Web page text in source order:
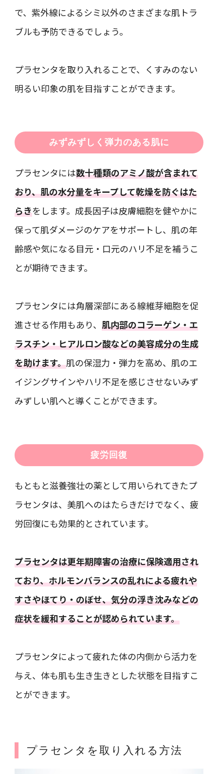
で、紫外線によるシミ以外のさまざまな肌トラ
ブルも予防できるでしょう。
プラセンタを取り入れることで、くすみのない
明るい印象の肌を目指すことができます。
みずみずしく弾力のある肌に
プラセンタには数十種類のアミノ酸が含まれて
おり、肌の水分量をキープして乾燥を防ぐはた
らきをします。成長因子は皮膚細胞を健やかに
保って肌ダメージのケアをサポートし、肌の年
齢感や気になる目元・口元のハリ不足を補うこ
とが期待できます。
プラセンタには角層深部にある線維芽細胞を促
進させる作用もあり、 肌内部のコラーゲン・エ
ラスチン・ヒアルロン酸などの美容成分の生成
を助けます。肌の保湿力・弾力を高め、肌のエ
イジングサインやハリ不足を感じさせないみず
みずしい肌へと導くことができます。
疲労回復
もともと滋養強壮の薬として用いられてきたプ
ラセンタは、美肌へのはたらきだけでなく、疲
労回復にも効果的とされています。
プラセンタは更年期障害の治療に保険適用され
ており、ホルモンバランスの乱れによる疲れや
すさやほてり・のぼせ、気分の浮き沈みなどの
症状を緩和することが認められています。
プラセンタによって疲れた体の内側から活力を
与え、体も肌も生き生きとした状態を目指すこ
とができます。
プラセンタを取り入れる方法